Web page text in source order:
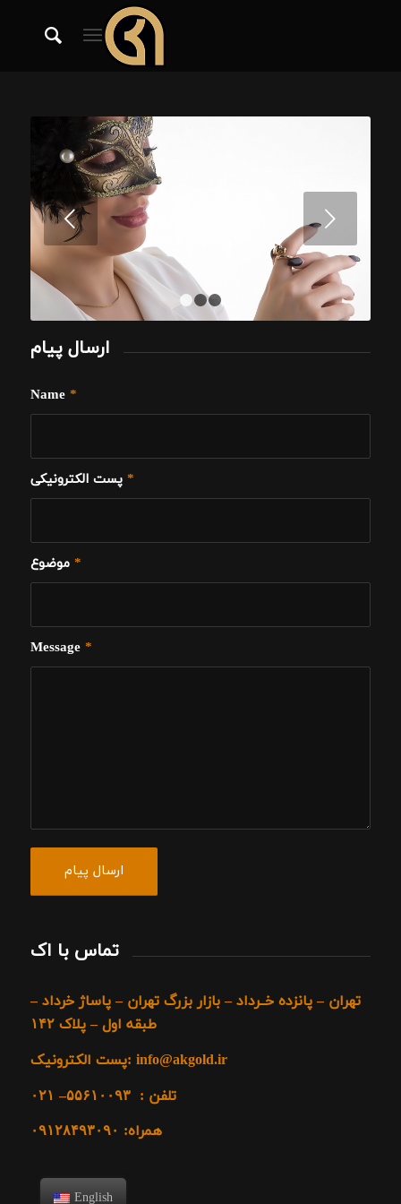
Next
3
ارسال پیام
Name *
پست الکترونیکی *
موضوع *
Message *
تماس با اک
تهران – پانزده خــرداد – بازار بزرگ تهران – پاساژ خرداد –
طبقه اول – پلاک ۱۴۲
پست الکترونیک: info@akgold.ir
تلفن : ۵۵۶۱۰۰۹۳
– ۰۲۱
همراه: ۰۹۱۲۸۴۹۳۰۹۰
English